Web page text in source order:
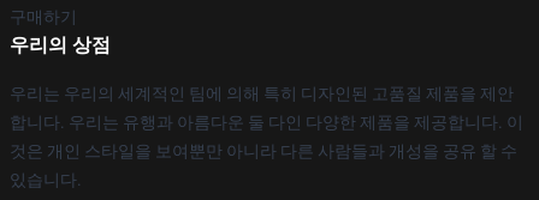
구매하기
우리의 상점
우리는 우리의 세계적인 팀에 의해 특히 디자인된 고품질 제품을 제안
합니다. 우리는 유행과 아름다운 둘 다인 다양한 제품을 제공합니다. 이
것은 개인 스타일을 보여뿐만 아니라 다른 사람들과 개성을 공유 할 수
있습니다.